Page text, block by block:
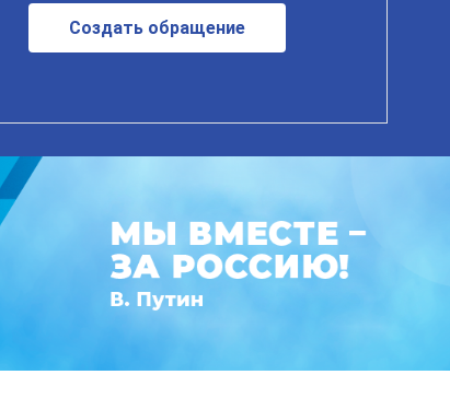
Создать обращение